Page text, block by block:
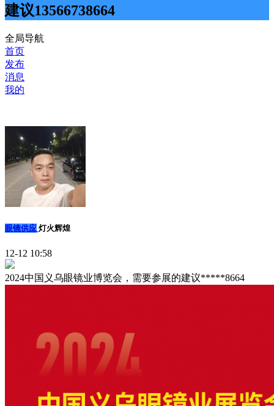
建议13566738664
全局导航
首页
发布
消息
我的
眼镜供应 灯火辉煌
12-12 10:58
2024中国义乌眼镜业博览会，需要参展的建议*****8664